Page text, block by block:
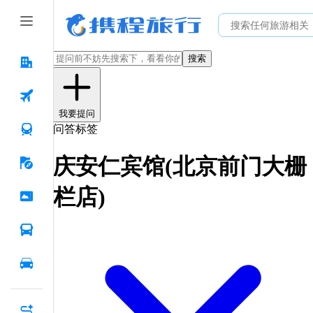
搜索
我要提问
问答标签
庆安仁宾馆(北京前门大栅
栏店)